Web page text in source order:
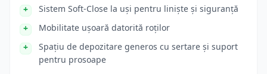
Sistem Soft-Close la uși pentru liniște și siguranță
Mobilitate ușoară datorită roților
Spațiu de depozitare generos cu sertare și suport
pentru prosoape